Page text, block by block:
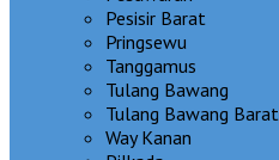
Pesisir Barat
Pringsewu
Tanggamus
Tulang Bawang
Tulang Bawang Barat
Way Kanan